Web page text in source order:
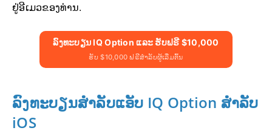
ຢູ່ອີເມວຂອງທ່ານ.
ລົງທະບຽນ IQ Option ແລະ ຮັບຟຣີ $10,000
ຮັບ $10,000 ຟຣີສຳລັບຜູ້ເລີ່ມຕົ້ນ
ລົງທະບຽນສຳລັບແອັບ IQ Option ສຳລັບ
iOS